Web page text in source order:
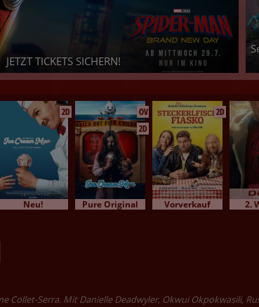
PATROL: DER DINO FILM
starkes Abenteuer? - Dann sichert Euch jetzt
Eure Tickets!
2D
Neu!
OV
2D
Pure Original
2D
Vorverkauf 2.
Collet-Serra. Mit Danielle Deadwyler, Okwui Okpokwasili,